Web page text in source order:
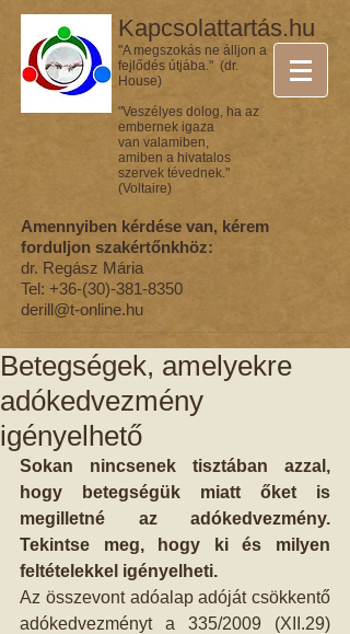
Kapcsolattartás.hu
"A megszokás ne álljon a
fejlődés útjába." (dr.
House)
"Veszélyes dolog, ha az
embernek igaza
van valamiben,
amiben a hivatalos
szervek tévednek."
(Voltaire)
Amennyiben kérdése van, kérem
forduljon szakértőnkhöz:
dr. Regász Mária
Tel: +36-(30)-381-8350
derill@t-online.hu
Betegségek, amelyekre
adókedvezmény
igényelhető
Sokan nincsenek tisztában azzal,
hogy betegségük miatt őket is
megilletné az adókedvezmény.
Tekintse meg, hogy ki és milyen
feltételekkel igényelheti.
Az összevont adóalap adóját csökkentő
adókedvezményt a 335/2009 (XII.29)